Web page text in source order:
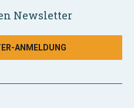
Newsletter
ANMELDUNG